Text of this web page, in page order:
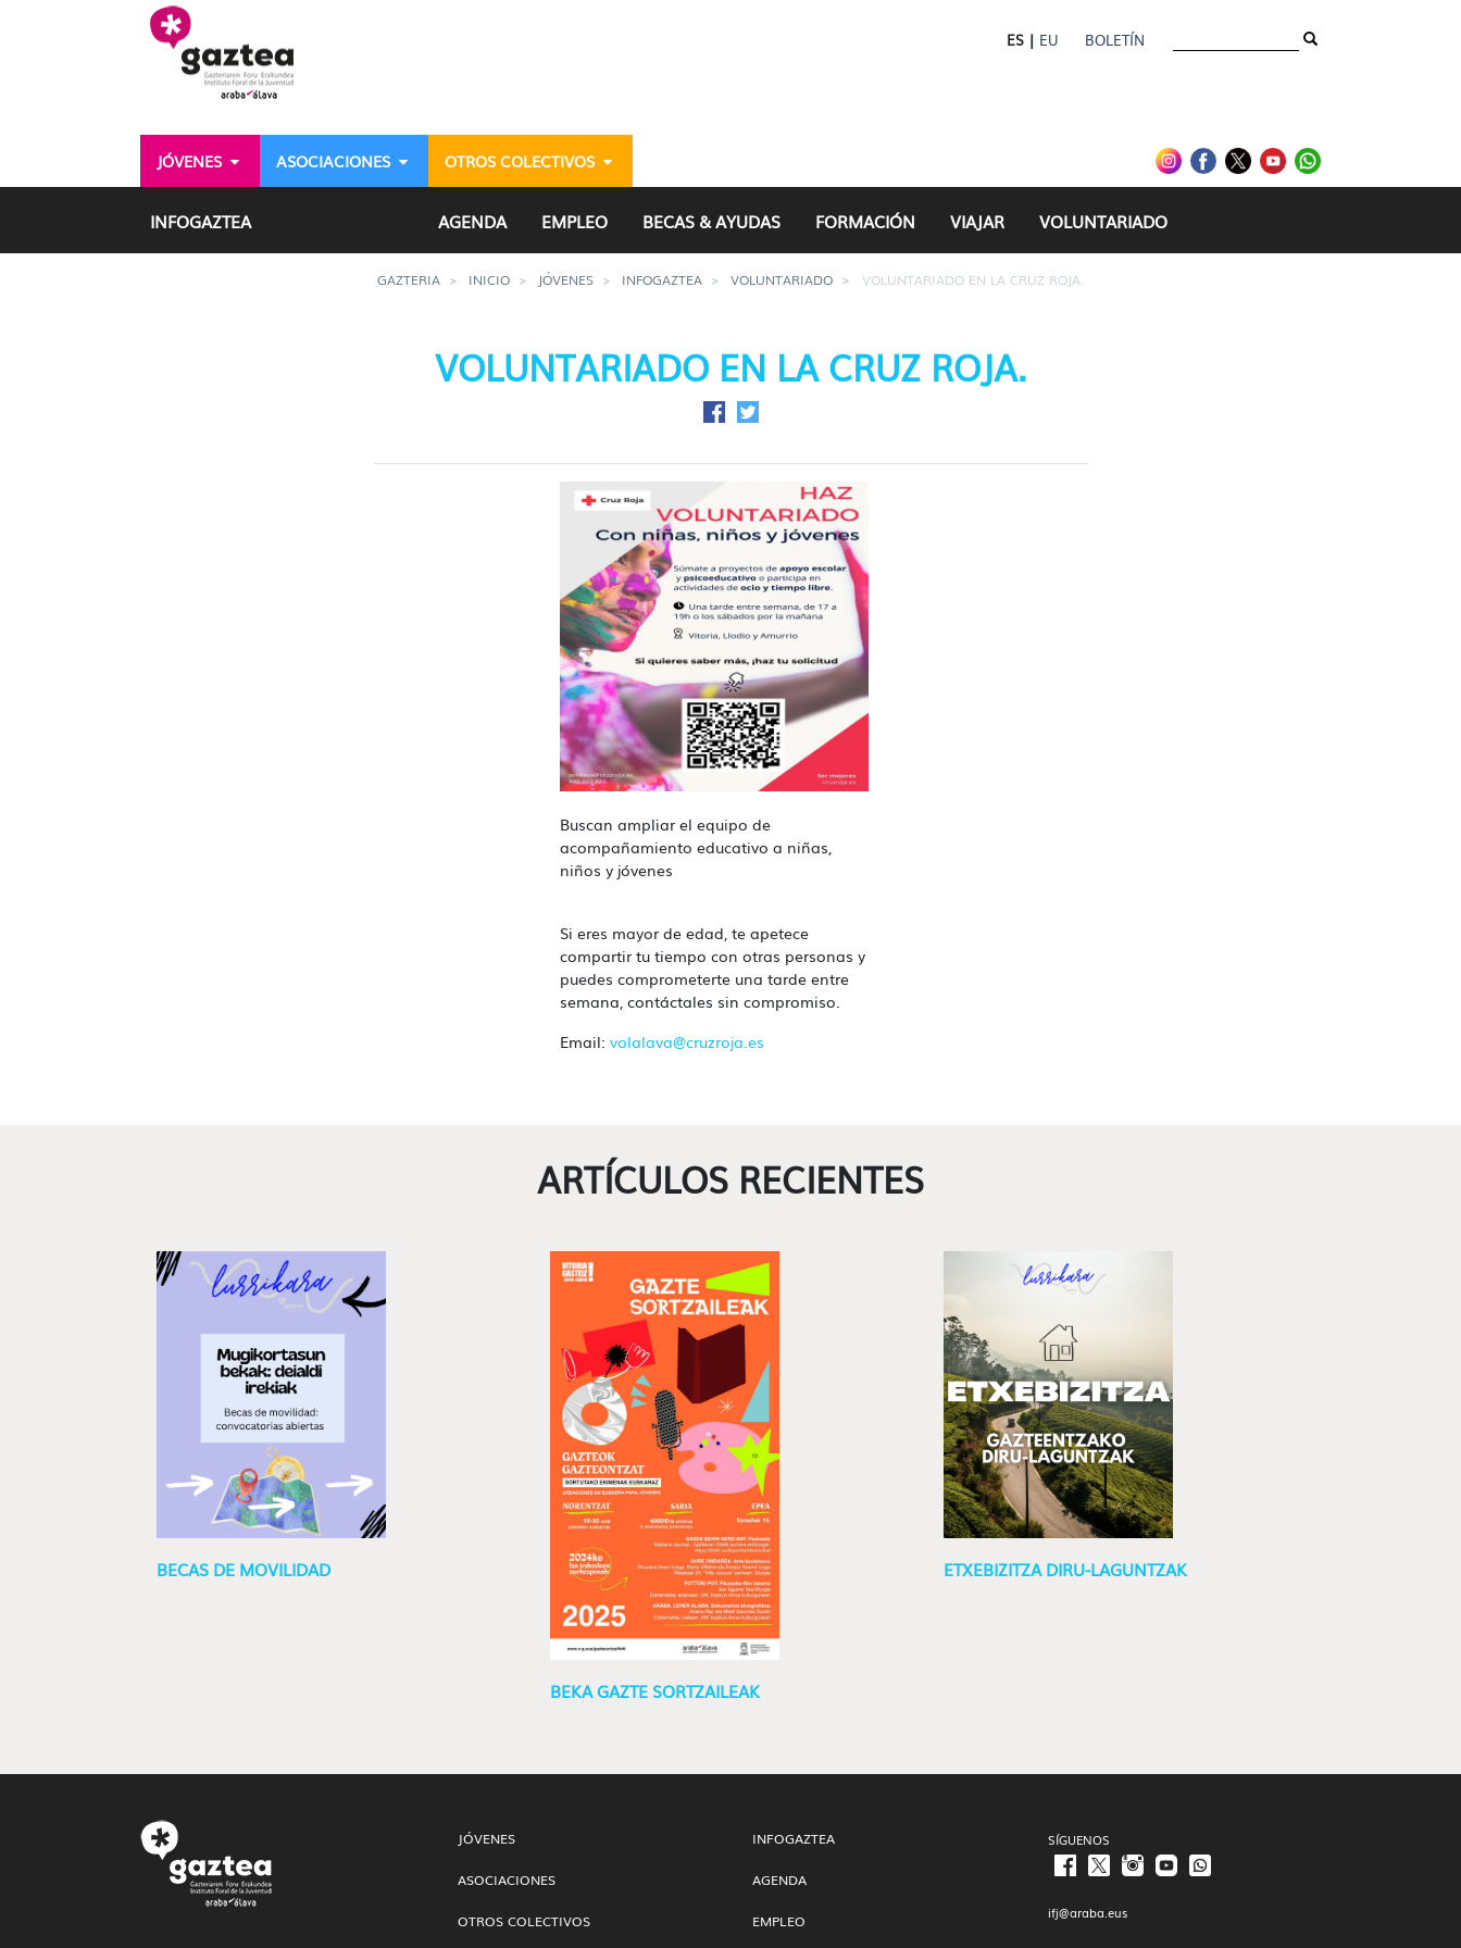
Saltar al contenido principal
ES | EU BOLETÍN
JÓVENES ASOCIACIONES OTROS COLECTIVOS
Voluntariado en la Cruz Roja. - gazteria
INFOGAZTEA AGENDA EMPLEO BECAS & AYUDAS FORMACIÓN VIAJAR VOLUNTARIADO
GAZTERIA INICIO JÓVENES INFOGAZTEA VOLUNTARIADO VOLUNTARIADO EN LA CRUZ ROJA.
VOLUNTARIADO EN LA CRUZ ROJA.
Compartir en Facebook
Compartir en Twitter
Buscan ampliar el equipo de
acompañamiento educativo a niñas,
niños y jóvenes
Si eres mayor de edad, te apetece
compartir tu tiempo con otras personas y
puedes comprometerte una tarde entre
semana, contáctales sin compromiso.
Email: volalava@cruzroja.es
ARTÍCULOS RECIENTES
BECAS DE MOVILIDAD
BEKA GAZTE SORTZAILEAK
ETXEBIZITZA DIRU-LAGUNTZAK
JÓVENES
ASOCIACIONES
OTROS COLECTIVOS
INFOGAZTEA
AGENDA
EMPLEO
SÍGUENOS
ifj@araba.eus